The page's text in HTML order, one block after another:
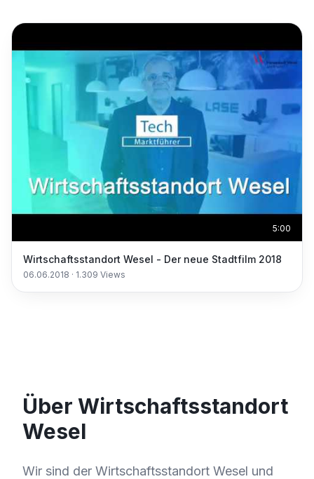
5:00
Wirtschaftsstandort Wesel - Der neue Stadtfilm 2018
06.06.2018 · 1.309 Views
Über Wirtschaftsstandort
Wesel
Wir sind der Wirtschaftsstandort Wesel und